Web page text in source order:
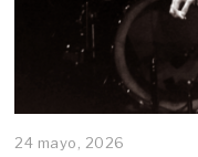
24 mayo, 2026